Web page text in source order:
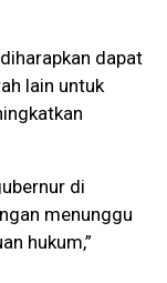
dapat
lain untuk
di
menunggu
hukum,”